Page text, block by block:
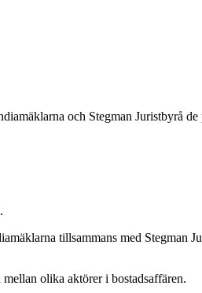
och Stegman Juristbyrå
tillsammans med Stegman
olika aktörer i bostadsaffären.